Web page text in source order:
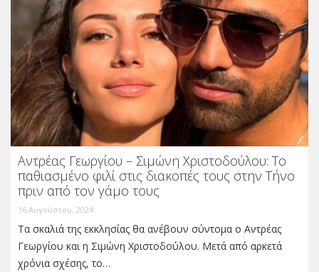
Αντρέας Γεωργίου – Σιμώνη Χριστοδούλου: Το
παθιασμένο φιλί στις διακοπές τους στην Τήνο
πριν από τον γάμο τους
16 Αυγούστου, 2024
Τα σκαλιά της εκκλησίας θα ανέβουν σύντομα ο Αντρέας
Γεωργίου και η Σιμώνη Χριστοδούλου. Μετά από αρκετά
χρόνια σχέσης, το…